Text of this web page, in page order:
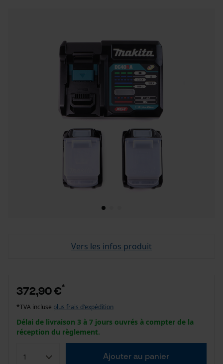
Vers les infos produit
372,90 €*
*TVA incluse plus frais d'expédition
Délai de livraison 3 à 7 jours ouvrés à compter de la
réception du règlement.
Ajouter au panier